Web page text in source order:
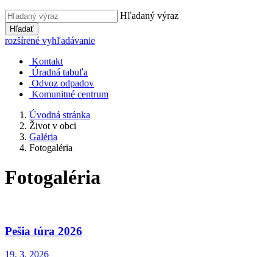
Hľadaný výraz
Hľadať
rozšírené vyhľadávanie
Kontakt
Úradná tabuľa
Odvoz odpadov
Komunitné centrum
Úvodná stránka
Život v obci
Galéria
Fotogaléria
Fotogaléria
Pešia túra 2026
19. 3. 2026